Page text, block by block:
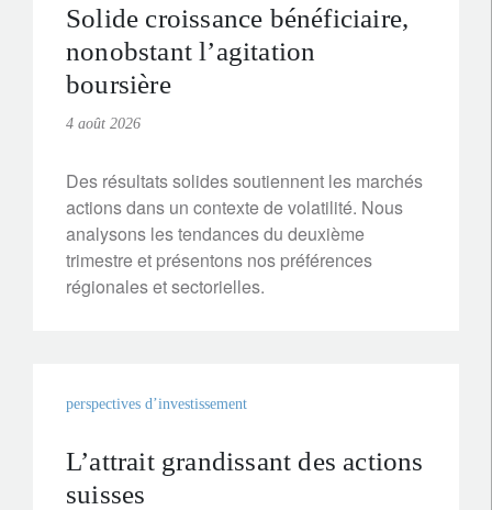
Solide croissance bénéficiaire,
nonobstant l’agitation
boursière
4 août 2026
Des résultats solides soutiennent les marchés
actions dans un contexte de volatilité. Nous
analysons les tendances du deuxième
trimestre et présentons nos préférences
régionales et sectorielles.
perspectives d’investissement
L’attrait grandissant des actions
suisses